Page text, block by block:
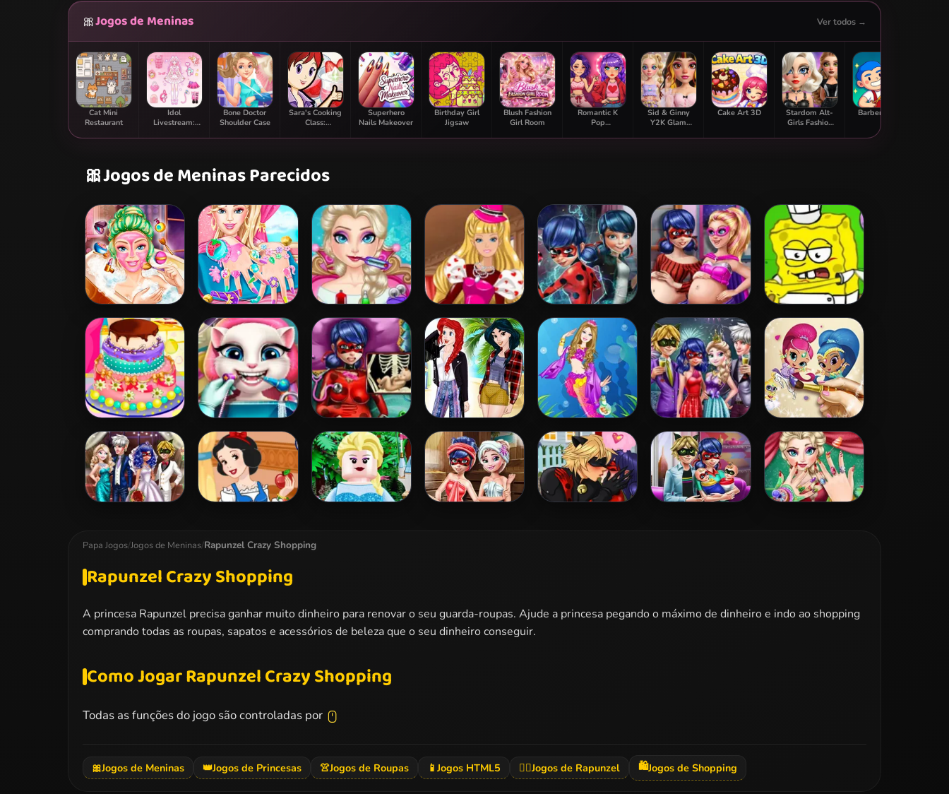
🎀Jogos de Meninas Ver todos →
Cat Mini
Restaurant
Idol
Livestream:
Bone Doctor
Shoulder Case
Sara's Cooking
Class:
Superhero
Nails Makeover
Birthday Girl
Jigsaw
Blush Fashion
Girl Room
Romantic K
Pop
Sid & Ginny
Y2K Glam
Cake Art 3D
Stardom Alt-
Girls Fashion
Barber Shop
🎀Jogos de Meninas Parecidos
Barbie Beauty
Bath
Barbie Nails Spa Elsa Frozen Brain
Surgery
Barbie's
Valentine's
Patchwork Dress
Ladybug Secret
Mission
Hero Dolls
Pregnant BFFs
Spongebob
Restaurant
Barbies Birthday
Cake
Angela Real
Dentist
Pregnant Dotted
Girl Emergency
Princess
Coachella Style
Dress 1
Barbie Mermaid
Princess
Couples New Year
Party
Shimmer and
Shine Coloring
Book
Guests
Papa Jogos/Jogos de Meninas/Rapunzel Crazy Shopping
Rapunzel Crazy Shopping
A princesa Rapunzel precisa ganhar muito dinheiro para renovar o seu guarda-roupas. Ajude a princesa pegando o máximo de dinheiro e indo ao shopping
comprando todas as roupas, sapatos e acessórios de beleza que o seu dinheiro conseguir.
Como Jogar Rapunzel Crazy Shopping
Todas as funções do jogo são controladas por
🎀Jogos de Meninas 👑Jogos de Princesas 👚Jogos de Roupas 📱 Jogos HTML5 👱‍♀️Jogos de Rapunzel 🛍️Jogos de Shopping